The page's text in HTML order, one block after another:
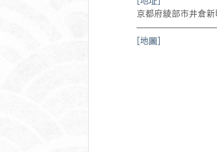
京都府綾部市井倉
[地圖]